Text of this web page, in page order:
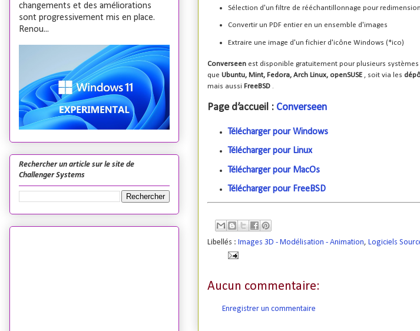
Sélection d'un filtre de rééchantillonnage pour
Convertir un PDF entier en un ensemble d'images
Extraire une image d'un fichier d'icône Windows (*ico)
Converseen est disponible gratuitement pour plusieurs
que Ubuntu, Mint, Fedora, Arch Linux, openSUSE , soit via les
mais aussi FreeBSD .
Page d’accueil : Converseen
Télécharger pour Windows
Télécharger pour Linux
Télécharger pour MacOs
Télécharger pour FreeBSD
Libellés : Images 3D - Modélisation - Animation, Logiciels
Aucun commentaire:
Enregistrer un commentaire
changements et des améliorations
sont progressivement mis en place.
Renou...
Rechercher un article sur le site de
Challenger Systems